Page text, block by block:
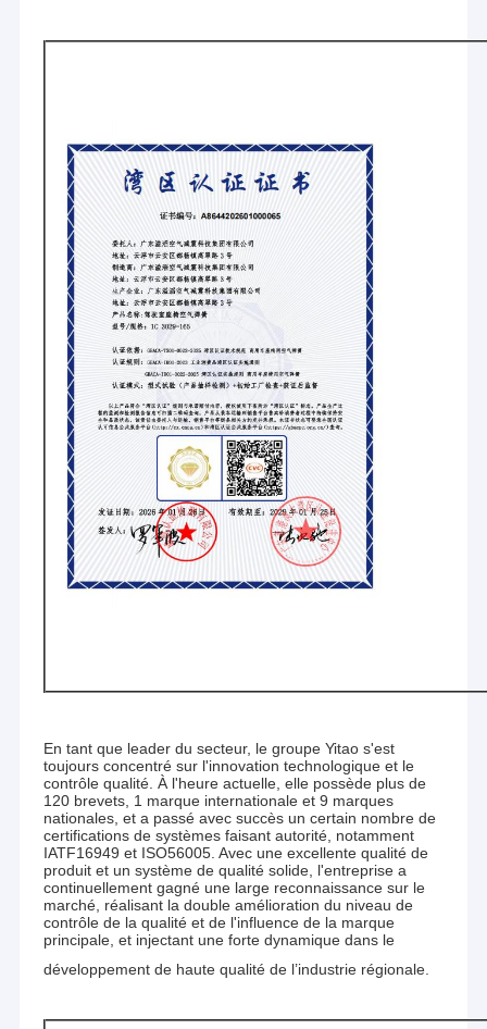
Maison
Produits
En tant que leader du secteur, le groupe Yitao s'est
toujours concentré sur l'innovation technologique et le
contrôle qualité. À l'heure actuelle, elle possède plus de
120 brevets, 1 marque internationale et 9 marques
nationales, et a passé avec succès un certain nombre de
certifications de systèmes faisant autorité, notamment
IATF16949 et ISO56005. Avec une excellente qualité de
produit et un système de qualité solide, l'entreprise a
continuellement gagné une large reconnaissance sur le
marché, réalisant la double amélioration du niveau de
contrôle de la qualité et de l'influence de la marque
principale, et injectant une forte dynamique dans le
développement de haute qualité de l’industrie régionale.
Au cours des 20 dernières années, yitao est
devenu un concepteur et fabricant international de